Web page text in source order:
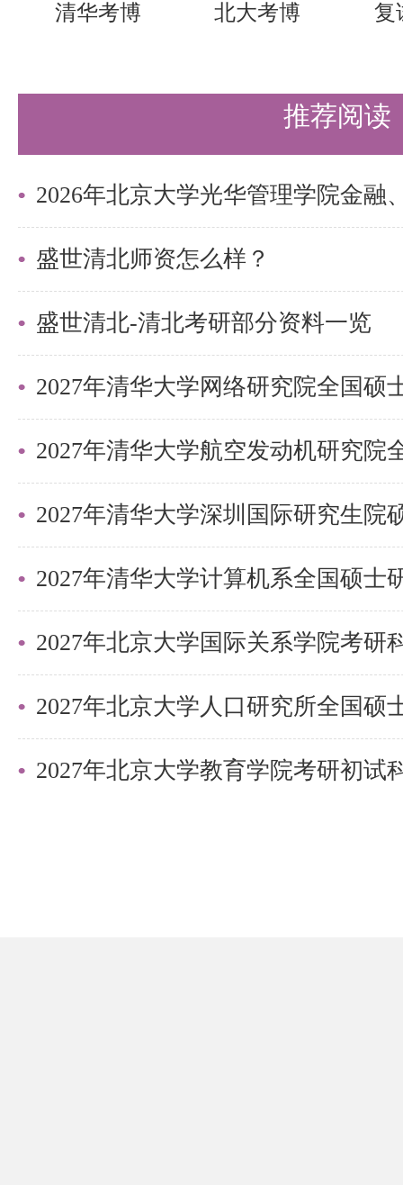
盛世清北老师。
清华考博 北大考博 复
推荐阅读
盛世清北师资怎么样？
盛世清北-清北考研部分资料一览
2027年清华大学深圳国际研究生院
2027年北京大学国际关系学院考研
2027年北京大学教育学院考研初试